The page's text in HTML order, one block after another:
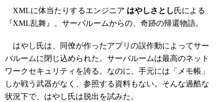
XMLに体当たりするエンジニア はやしさとし氏による
『XML乱舞』。サーバルームからの、奇跡の帰還物語。
はやし氏は、同僚が作ったアプリの誤作動によってサー
バルームに閉じ込められた。サーバルームは最高のネット
ワークセキュリティを誇る。なのに、手元には「メモ帳」
しか戦う武器がなく、参照する資料もない。そんな過酷な
状況下で、はやし氏は脱出を試みた。